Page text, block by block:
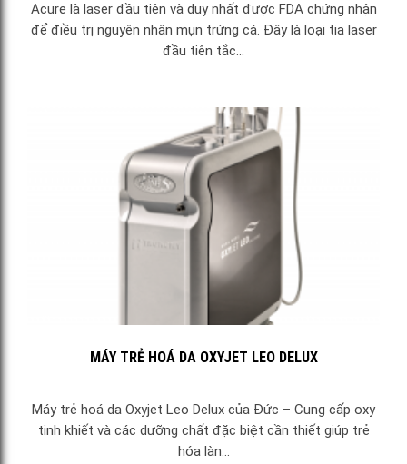
Acure là laser đầu tiên và duy nhất được FDA chứng nhận
để điều trị nguyên nhân mụn trứng cá. Đây là loại tia laser
đầu tiên tắc...
MÁY TRẺ HOÁ DA OXYJET LEO DELUX
Máy trẻ hoá da Oxyjet Leo Delux của Đức – Cung cấp oxy
tinh khiết và các dưỡng chất đặc biệt cần thiết giúp trẻ
hóa làn...